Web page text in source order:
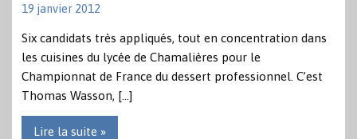
19 janvier 2012
Six candidats très appliqués, tout en concentration dans
les cuisines du lycée de Chamalières pour le
Championnat de France du dessert professionnel. C’est
Thomas Wasson, […]
Lire la suite »